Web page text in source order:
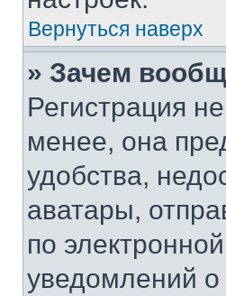
Вернуться наверх
» Зачем
Регистрация
менее, она
удобства,
аватары,
по
уведомлений